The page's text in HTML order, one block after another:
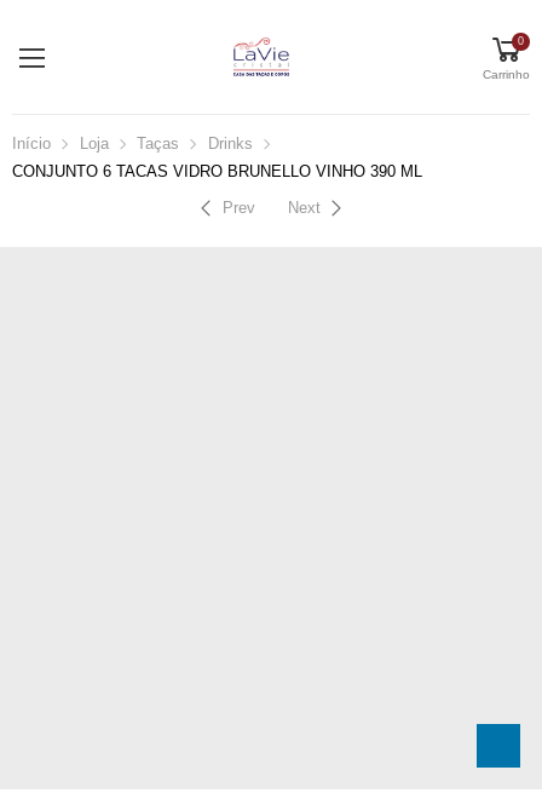
0
Carrinho
Início Loja Taças
Drinks
CONJUNTO 6 TACAS VIDRO BRUNELLO VINHO 390 ML
Prev Next